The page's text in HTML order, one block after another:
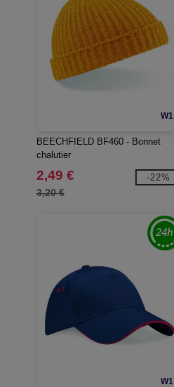
W1
BEECHFIELD BF460 - Bonnet
chalutier
2,49 €
3,20 €
-22%
W1